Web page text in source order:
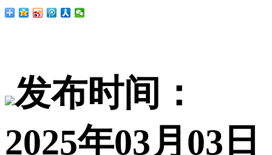
发布时间：
2025年03月03日